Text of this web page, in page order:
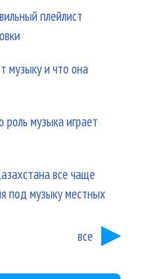
плейлист
музыку и что она
роль музыка играет
все чаще
под музыку местных
все